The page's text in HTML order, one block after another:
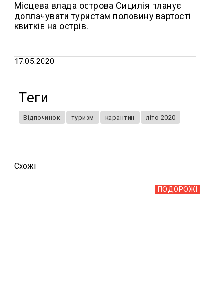
Місцева влада острова Сицилія планує
доплачувати туристам половину вартості
квитків на острів.
17.05.2020
Теги
Відпочинок туризм карантин літо 2020
Схожi
ПОДОРОЖІ